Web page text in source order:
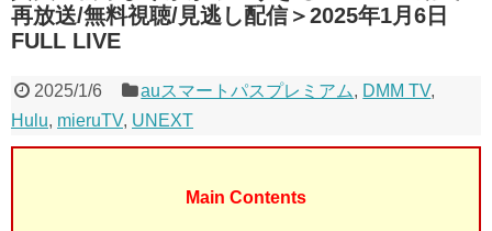
再放送/無料視聴/見逃し配信＞2025年1月6日
FULL LIVE
2025/1/6 auスマートパスプレミアム, DMM TV,
Hulu, mieruTV, UNEXT
Main Contents